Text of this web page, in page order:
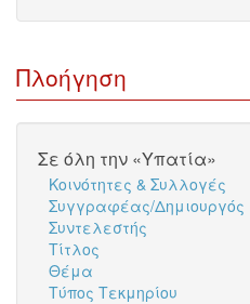
Πλοήγηση
Σε όλη την «Υπατία»
Κοινότητες & Συλλογές
Συγγραφέας/Δημιουργός
Συντελεστής
Τίτλος
Θέμα
Τύπος Τεκμηρίου